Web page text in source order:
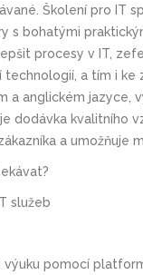
Školení pro IT
s bohatými
procesy v IT,
technologií, a tím i
a anglickém jazyce,
dodávka kvalitního
a umožňuje
služeb
výuku pomocí